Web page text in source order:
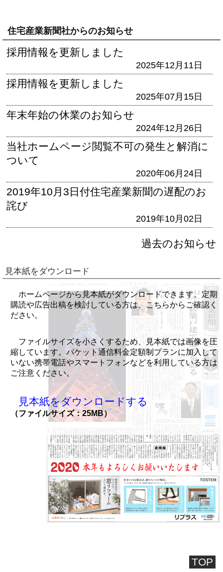
住宅産業新聞社からのお知らせ
採用情報を更新しました
2025年12月11日
採用情報を更新しました
2025年07月15日
年末年始の休業のお知らせ
2024年12月26日
当社ホームページ閲覧不可の発生と解消に
ついて
2020年06月24日
2019年10月3日付住宅産業新聞の遅配のお
詫び
2019年10月02日
過去のお知らせ
見本紙をダウンロード
ホームページから見本紙がダウンロードできます。定期
購読や広告出稿を検討している方は、こちらからご確認く
ださい。
ファイルサイズを小さくするため、見本紙では画像を圧
縮しています。パケット通信料金定額制プランに加入して
いない携帯電話やスマートフォンなどを利用している方は
ご注意ください。
見本紙をダウンロードする
（ファイルサイズ：25MB）
TOP